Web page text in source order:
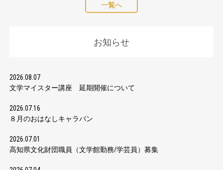
一覧へ
お知らせ
2026.08.07
文学マイスター講座 延期開催について
2026.07.16
８月のおはなしキャラバン
2026.07.01
高知県文化財団職員（文学館勤務/学芸員）募集